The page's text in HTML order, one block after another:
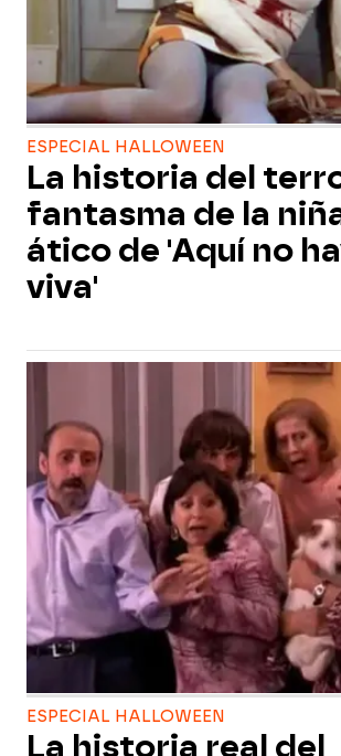
ESPECIAL HALLOWEEN
La historia del
fantasma de la
ático de 'Aquí no
viva'
ESPECIAL HALLOWEEN
La historia real del